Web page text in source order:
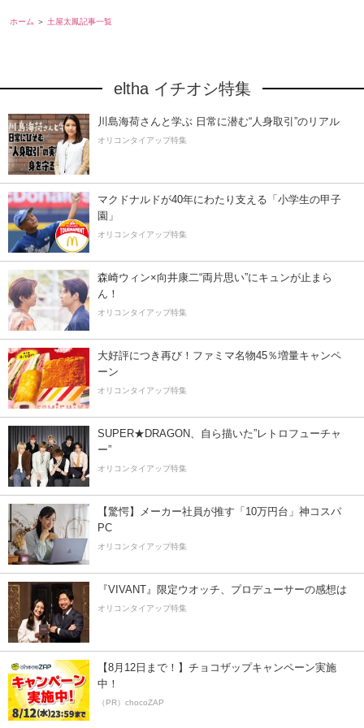
ホーム 土屋太鳳記事一覧
eltha イチオシ特集
川島海荷さんと学ぶ 日常に潜む“人身取引”のリアル
オリコンタイアップ特集
マクドナルドが40年にわたり支える「小学生の甲子
園」
オリコンタイアップ特集
森崎ウィン×向井康二“両片思い”にキュンが止まら
ん！
オリコンタイアップ特集
大好評につき再び！ファミマ名物45％増量キャンペ
ーン
オリコンタイアップ特集
SUPER★DRAGON、自ら描いた”レトロフューチャ
ー”
オリコンタイアップ特集
【驚愕】メーカー社員が推す「10万円台」神コスパ
PC
オリコンタイアップ特集
『VIVANT』限定ウオッチ、プロデューサーの感想は
オリコンタイアップ特集
【8月12日まで！】チョコザップキャンペーン実施
中！
（PR）chocoZAP